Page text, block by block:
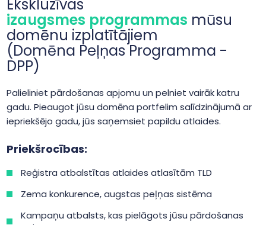
Ekskluzīvas
izaugsmes programmas mūsu
domēnu izplatītājiem
(Domēna Peļņas Programma -
DPP)
Palieliniet pārdošanas apjomu un pelniet vairāk katru
gadu. Pieaugot jūsu domēna portfelim salīdzinājumā ar
iepriekšējo gadu, jūs saņemsiet papildu atlaides.
Priekšrocības:
Reģistra atbalstītas atlaides atlasītām TLD
Zema konkurence, augstas peļņas sistēma
Kampaņu atbalsts, kas pielāgots jūsu pārdošanas